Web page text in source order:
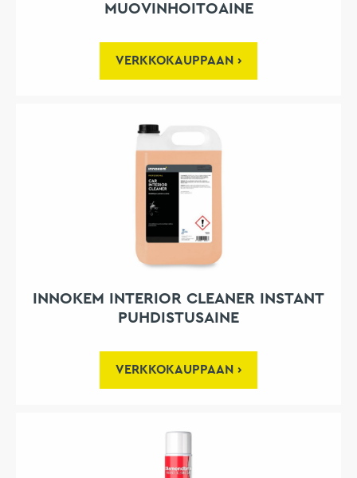
MUOVINHOITOAINE
VERKKOKAUPPAAN
INNOKEM INTERIOR CLEANER INSTANT
PUHDISTUSAINE
VERKKOKAUPPAAN